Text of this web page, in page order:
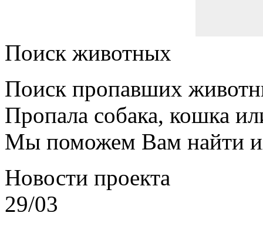
Поиск животных
Поиск пропавших
Пропала собака, кошка
Мы поможем Вам найти
Новости проекта
29/03